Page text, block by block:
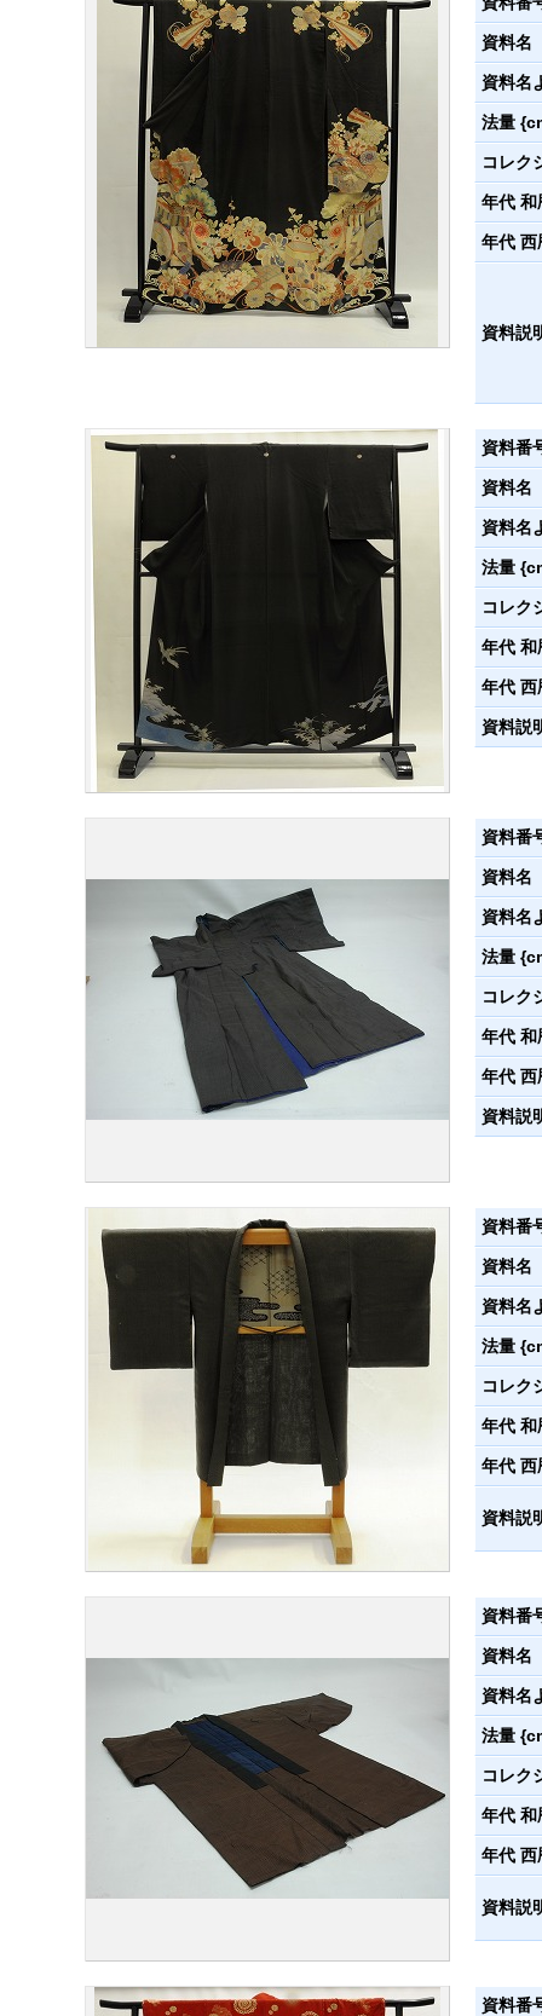
資料名
資料名
法量
コレク
年代 和
年代 西
資料説
資料番
資料名
資料名
法量
コレク
年代 和
年代 西
資料説
資料番
資料名
資料名
法量
コレク
年代 和
年代 西
資料説
資料番
資料名
資料名
法量
コレク
年代 和
年代 西
資料説
資料番
資料名
資料名
法量
コレク
年代 和
年代 西
資料説
資料番